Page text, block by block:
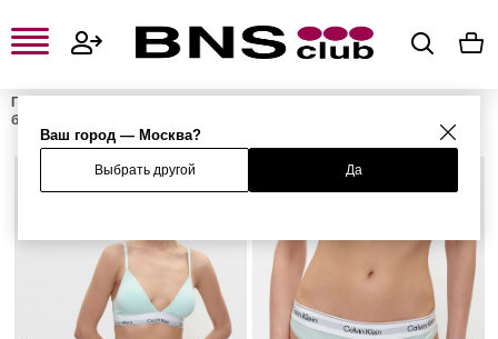
Ваш город — Москва?
Выбрать другой Да
Главная
белье